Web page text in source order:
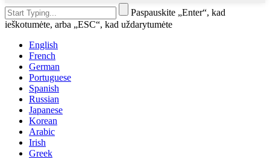
Paspauskite „Enter“, kad
ieškotumėte, arba „ESC“, kad uždarytumėte
English
French
German
Portuguese
Spanish
Russian
Japanese
Korean
Arabic
Irish
Greek